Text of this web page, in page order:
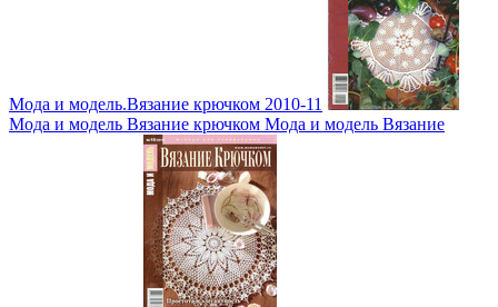
Мода и модель.Вязание крючком 2010-11
Мода и модель Вязание крючком Мода и модель Вязание